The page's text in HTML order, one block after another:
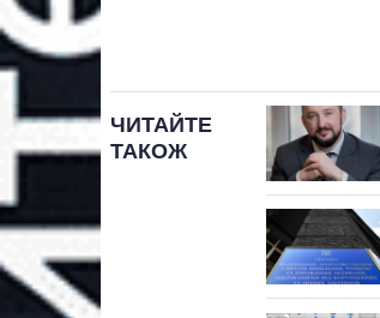
ЧИТАЙТЕ
ТАКОЖ